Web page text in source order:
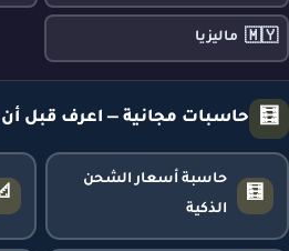
🇲🇾 ماليزيا
🧮 حاسبات مجانية — اعرف قبل
🧮
حاسبة أسعار الشحن
الذكية